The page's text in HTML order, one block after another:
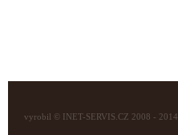
vyrobil © INET-SERVIS.CZ 2008 - 2014